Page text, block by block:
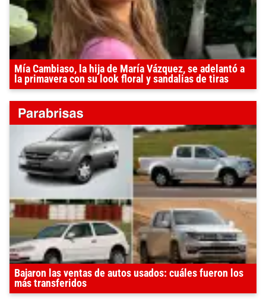
Mía Cambiaso, la hija de María Vázquez, se adelantó a
la primavera con su look floral y sandalias de tiras
Bajaron las ventas de autos usados: cuáles fueron los
más transferidos